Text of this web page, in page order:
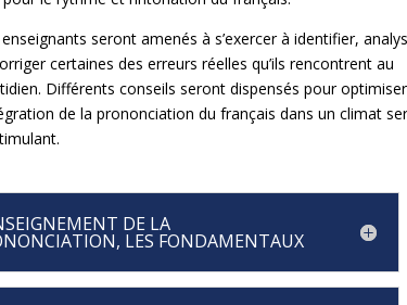
seront amenés à s’exercer à identifier,
certaines des erreurs réelles qu’ils rencontrent au
Différents conseils seront dispensés pour optimiser
de la prononciation du français dans un climat
DE LA
LES FONDAMENTAUX